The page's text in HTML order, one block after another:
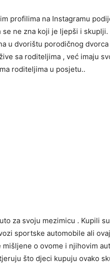
profilima na Instagramu
ne zna koji je ljepši i skuplji.
u dvorištu porodičnog
sa roditeljima , već imaju
roditeljima u posjetu..
za svoju mezimicu . Kupili
sportske automobile ali
o ovome i njihovim
što djeci kupuju ovako